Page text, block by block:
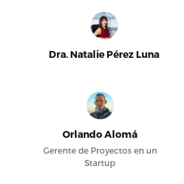
Dra. Natalie Pérez Luna
Orlando Alomá
Gerente de Proyectos en un
Startup